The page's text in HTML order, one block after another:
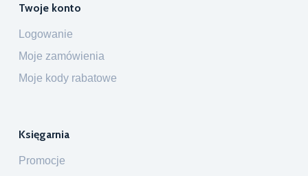
Twoje konto
Logowanie
Moje zamówienia
Moje kody rabatowe
Księgarnia
Promocje